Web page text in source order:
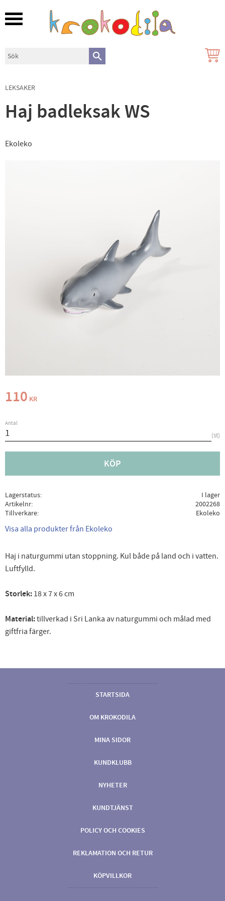
Meny
LEKSAKER
Haj badleksak WS
Ekoleko
110 KR
Antal
st
KÖP
Lagerstatus
I lager
Artikelnr
2002268
Tillverkare
Ekoleko
Visa alla produkter från Ekoleko
Haj i naturgummi utan stoppning. Kul både på land och i vatten.
Luftfylld.
Storlek: 18 x 7 x 6 cm
Material:tillverkad i Sri Lanka av naturgummi och målad med
giftfria färger.
STARTSIDA
OM KROKODILA
MINA SIDOR
KUNDKLUBB
NYHETER
KUNDTJÄNST
POLICY OCH COOKIES
REKLAMATION OCH RETUR
KÖPVILLKOR